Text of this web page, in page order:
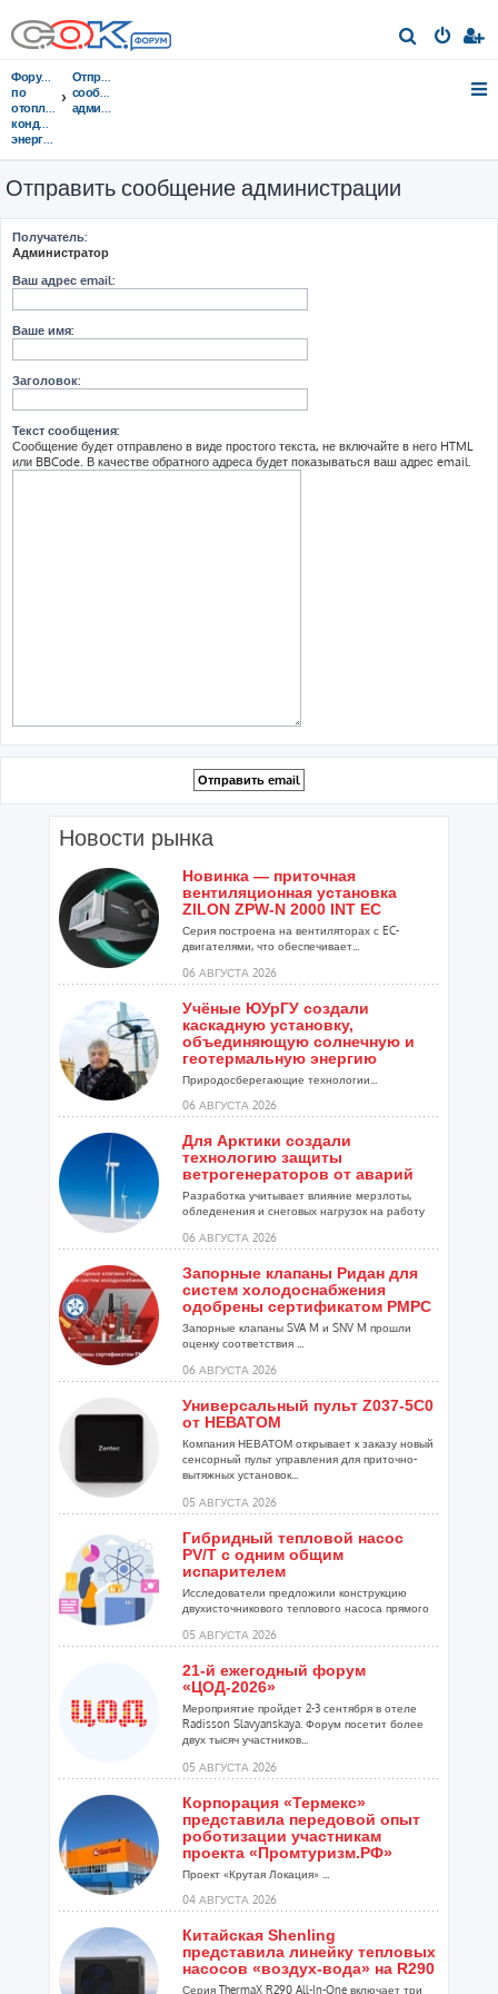
о
Форумы
по
отоплению,
кондиционированию,
энергосбережению
Отправить
сообщение
администрации
Отправить сообщение администрации
Получатель:
Администратор
Ваш адрес email:
Ваше имя:
Заголовок:
Текст сообщения:
Сообщение будет отправлено в виде простого текста, не включайте в него HTML
или BBCode. В качестве обратного адреса будет показываться ваш адрес email.
Новости рынка
Новинка — приточная
вентиляционная установка
ZILON ZPW-N 2000 INT EC
Серия построена на вентиляторах с EC-
двигателями, что обеспечивает...
06 АВГУСТА 2026
Учёные ЮУрГУ создали
каскадную установку,
объединяющую солнечную и
геотермальную энергию
Природосберегающие технологии...
06 АВГУСТА 2026
Для Арктики создали
технологию защиты
ветрогенераторов от аварий
Разработка учитывает влияние мерзлоты,
обледенения и снеговых нагрузок на работу
06 АВГУСТА 2026
Запорные клапаны Ридан для
систем холодоснабжения
одобрены сертификатом РМРС
Запорные клапаны SVA M и SNV M прошли
оценку соответствия ...
06 АВГУСТА 2026
Универсальный пульт Z037-5C0
от НЕВАТОМ
Компания НЕВАТОМ открывает к заказу новый
сенсорный пульт управления для приточно-
вытяжных установок...
05 АВГУСТА 2026
Гибридный тепловой насос
PV/T с одним общим
испарителем
Исследователи предложили конструкцию
двухисточникового теплового насоса прямого
05 АВГУСТА 2026
21-й ежегодный форум
«ЦОД-2026»
Мероприятие пройдет 2-3 сентября в отеле
Radisson Slavyanskaya. Форум посетит более
двух тысяч участников...
05 АВГУСТА 2026
Корпорация «Термекс»
представила передовой опыт
роботизации участникам
проекта «Промтуризм.РФ»
Проект «Крутая Локация» ...
04 АВГУСТА 2026
Китайская Shenling
представила линейку тепловых
насосов «воздух-вода» на R290
Серия ThermaX R290 All-In-One включает три